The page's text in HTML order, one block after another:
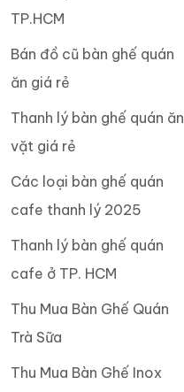
TP.HCM
Bán đồ cũ bàn ghế quán
ăn giá rẻ
Thanh lý bàn ghế quán ăn
vặt giá rẻ
Các loại bàn ghế quán
cafe thanh lý 2025
Thanh lý bàn ghế quán
cafe ở TP. HCM
Thu Mua Bàn Ghế Quán
Trà Sữa
Thu Mua Bàn Ghế Inox